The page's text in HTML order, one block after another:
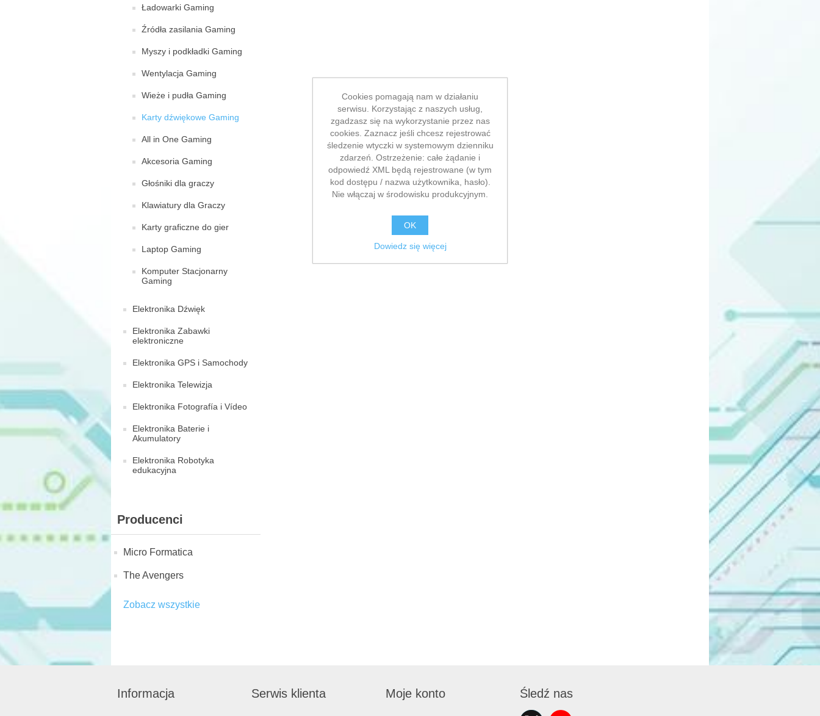
Ładowarki Gaming
Źródła zasilania Gaming
Myszy i podkładki Gaming
Wentylacja Gaming
Wieże i pudła Gaming
Karty dźwiękowe Gaming
All in One Gaming
Akcesoria Gaming
Głośniki dla graczy
Klawiatury dla Graczy
Karty graficzne do gier
Laptop Gaming
Komputer Stacjonarny
Gaming
Elektronika Dźwięk
Elektronika Zabawki
elektroniczne
Elektronika GPS i Samochody
Elektronika Telewizja
Elektronika Fotografía i Vídeo
Elektronika Baterie i
Akumulatory
Elektronika Robotyka
edukacyjna
Producenci
Micro Formatica
The Avengers
Zobacz wszystkie
Informacja Serwis klienta Moje konto Śledź nas
Cookies pomagają nam w działaniu
serwisu. Korzystając z naszych usług,
zgadzasz się na wykorzystanie przez nas
cookies. Zaznacz jeśli chcesz rejestrować
śledzenie wtyczki w systemowym dzienniku
zdarzeń. Ostrzeżenie: całe żądanie i
odpowiedź XML będą rejestrowane (w tym
kod dostępu / nazwa użytkownika, hasło).
Nie włączaj w środowisku produkcyjnym.
OK
Dowiedz się więcej